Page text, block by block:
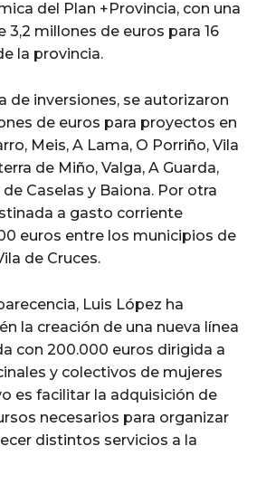
del Plan +Provincia, con una
millones de euros para 16
la provincia.
de inversiones, se autorizaron
de euros para proyectos en
Meis, A Lama, O Porriño, Vila
de Miño, Valga, A Guarda,
Caselas y Baiona. Por otra
a gasto corriente
euros entre los municipios de
de Cruces.
Luis López ha
la creación de una nueva línea
con 200.000 euros dirigida a
y colectivos de mujeres
es facilitar la adquisición de
necesarios para organizar
distintos servicios a la